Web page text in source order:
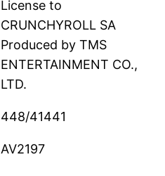
License to
CRUNCHYROLL SA
Produced by TMS
ENTERTAINMENT CO.,
LTD.
448/41441
AV2197